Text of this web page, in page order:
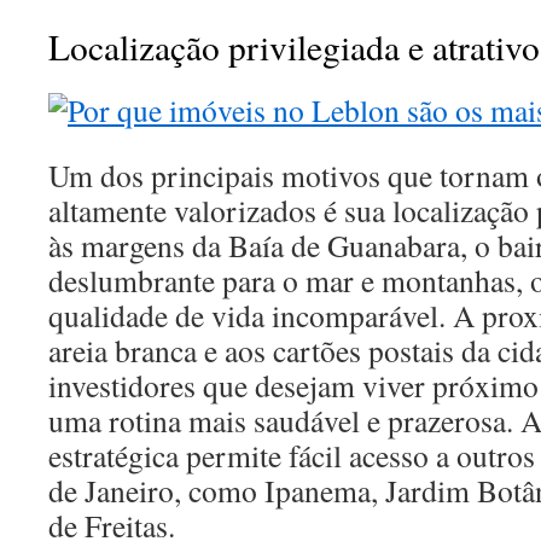
Localização privilegiada e
Um dos principais motivos que
altamente valorizados é sua
às margens da Baía de Guanabara, o
deslumbrante para o mar e montanhas,
qualidade de vida incomparável. A
areia branca e aos cartões postais da
investidores que desejam viver
uma rotina mais saudável e prazerosa.
estratégica permite fácil acesso a
de Janeiro, como Ipanema, Jardim
de Freitas.